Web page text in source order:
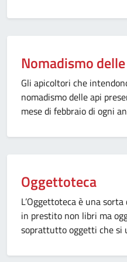
Nomadismo
Gli apicoltori che
nomadismo delle api
mese di febbraio di ogni
Oggettoteca
L’Oggettoteca è una
in prestito non libri ma
soprattutto oggetti che si